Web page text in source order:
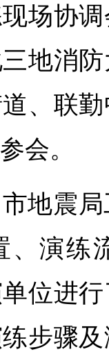
场协
地消
、联
会。
地震
、演练
位进
步骤